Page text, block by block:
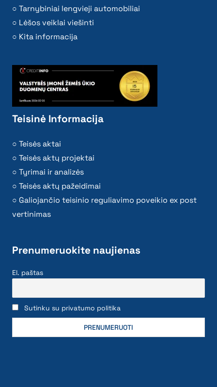
Tarnybiniai lengvieji automobiliai
Lėšos veiklai viešinti
Kita informacija
Teisinė Informacija
Teisės aktai
Teisės aktų projektai
Tyrimai ir analizės
Teisės aktų pažeidimai
Galiojančio teisinio reguliavimo poveikio ex post
vertinimas
Prenumeruokite naujienas
El. paštas
Sutinku su privatumo politika